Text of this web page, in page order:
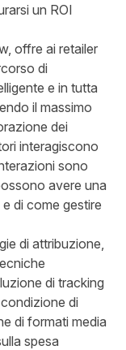
un ROI
offre ai retailer
di
e in tutta
il massimo
dei
interagiscono
sono
avere una
di come gestire
di attribuzione,
di tracking
di
di formati media
spesa